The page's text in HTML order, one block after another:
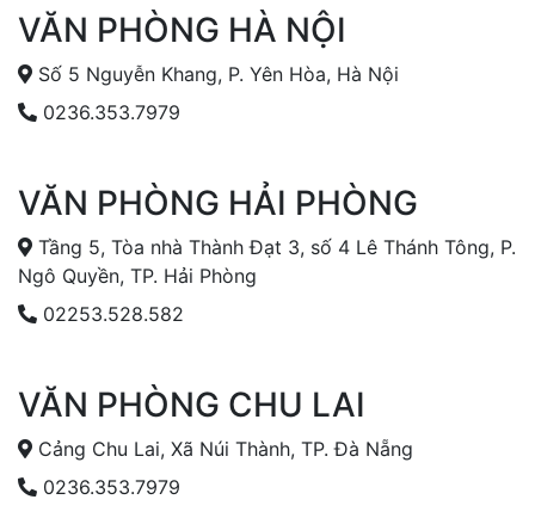
VĂN PHÒNG HÀ NỘI
Số 5 Nguyễn Khang, P. Yên Hòa, Hà Nội
0236.353.7979
VĂN PHÒNG HẢI PHÒNG
Tầng 5, Tòa nhà Thành Đạt 3, số 4 Lê Thánh Tông, P.
Ngô Quyền, TP. Hải Phòng
02253.528.582
VĂN PHÒNG CHU LAI
Cảng Chu Lai, Xã Núi Thành, TP. Đà Nẵng
0236.353.7979